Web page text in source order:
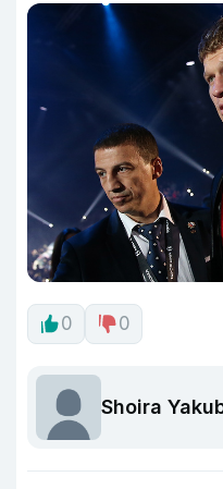
0 0
Shoira